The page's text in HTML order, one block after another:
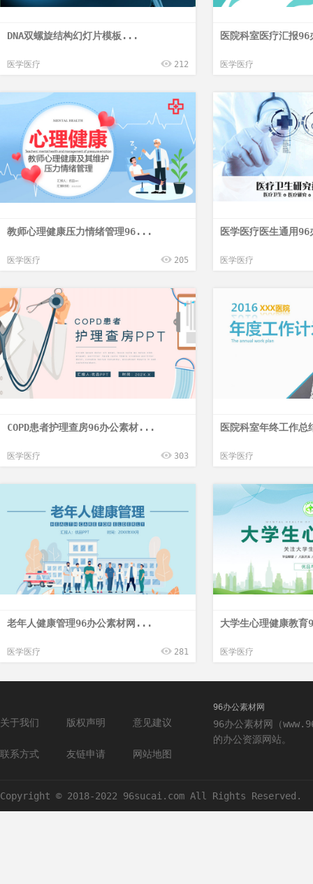
DNA双螺旋结构幻灯片模板...
医学医疗 212
医院科室医疗汇报
医学医疗
教师心理健康压力情绪管理96...
医学医疗 205
医学医疗医生通用
医学医疗
COPD患者护理查房96办公素材...
医学医疗 303
医院科室年终工作
医学医疗
老年人健康管理96办公素材网...
医学医疗 281
大学生心理健康教
医学医疗
关于我们 版权声明 意见建议
联系方式 友链申请 网站地图
96办公素材网
96办公素材网（
的办公资源网站。
Copyright © 2018-2022 96sucai.com All Rights Reserved.